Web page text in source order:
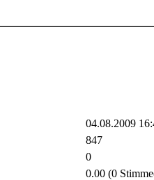
04.08.2009
847
0
0.00 (0